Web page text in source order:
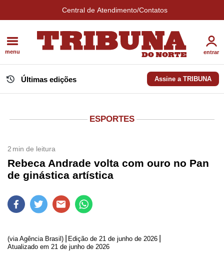
Central de Atendimento/Contatos
menu entrar
Últimas edições Assine a TRIBUNA
ESPORTES
2 min de leitura
Rebeca Andrade volta com ouro no Pan
de ginástica artística
(via Agência Brasil) Edição de 21 de junho de 2026
Atualizado em 21 de junho de 2026